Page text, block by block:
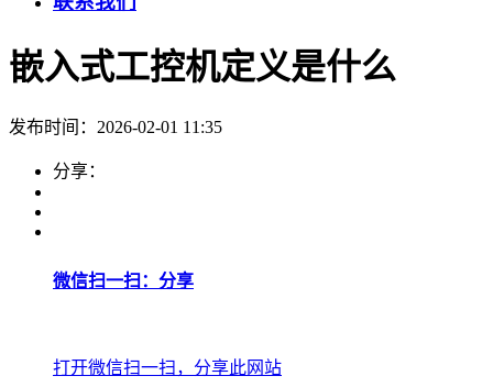
嵌入式工控机定义是什么
发布时间：2026-02-01 11:35
分享：
微信扫一扫：分享
打开微信扫一扫，分享此网站